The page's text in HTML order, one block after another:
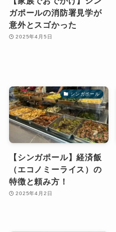
ガポールの消防署見学が
意外とスゴかった
2025年4月5日
シンガポール
【シンガポール】経済飯
（エコノミーライス）の
特徴と頼み方！
2025年4月2日